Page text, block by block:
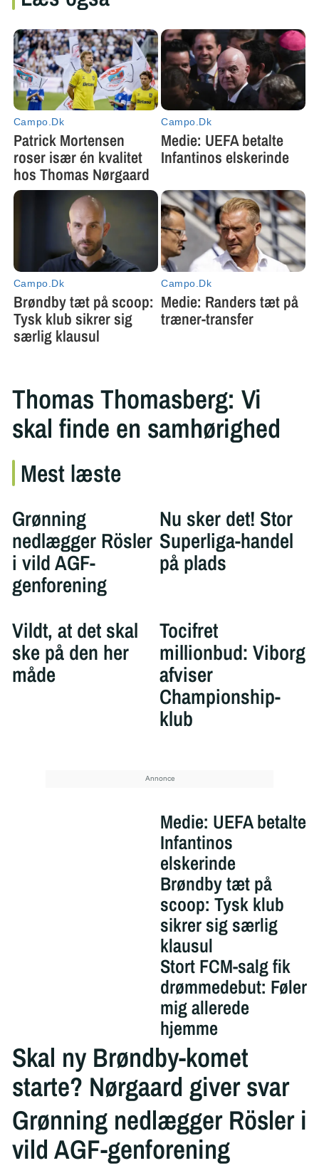
Thomas Thomasberg: Vi
skal finde en samhørighed
Mest læste
Grønning
nedlægger Rösler
i vild AGF-
genforening
Nu sker det! Stor
Superliga-handel
på plads
Vildt, at det skal
ske på den her
måde
Tocifret
millionbud: Viborg
afviser
Championship-
klub
Medie: UEFA betalte
Infantinos
elskerinde
Brøndby tæt på
scoop: Tysk klub
sikrer sig særlig
klausul
Stort FCM-salg fik
drømmedebut: Føler
mig allerede
hjemme
Skal ny Brøndby-komet
starte? Nørgaard giver svar
Grønning nedlægger Rösler i
vild AGF-genforening